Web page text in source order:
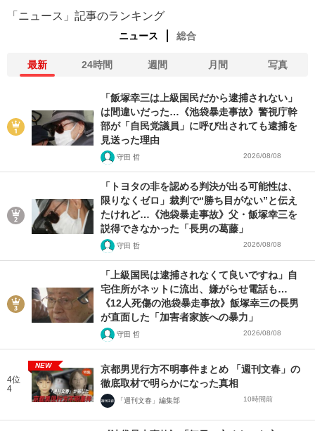
「ニュース」記事のランキング
ニュース 総合
最新 24時間 週間 月間 写真
「飯塚幸三は上級国民だから逮捕されない」
は間違いだった…《池袋暴走事故》警視庁幹
部が「自民党議員」に呼び出されても逮捕を
見送った理由
守田 哲 2026/08/08
「トヨタの非を認める判決が出る可能性は、
限りなくゼロ」裁判で“勝ち目がない”と伝え
たけれど…《池袋暴走事故》父・飯塚幸三を
説得できなかった「長男の葛藤」
守田 哲 2026/08/08
「上級国民は逮捕されなくて良いですね」自
宅住所がネットに流出、嫌がらせ電話も…
《12人死傷の池袋暴走事故》飯塚幸三の長男
が直面した「加害者家族への暴力」
守田 哲 2026/08/08
4位
4
NEW
京都男児行方不明事件まとめ 「週刊文春」の
徹底取材で明らかになった真相
「週刊文春」編集部 10時間前